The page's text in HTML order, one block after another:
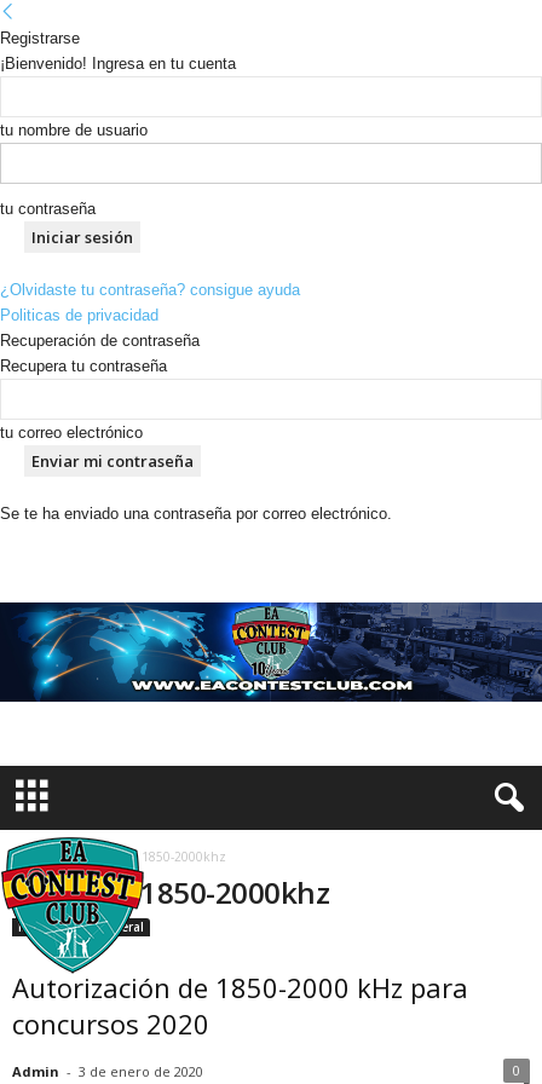
Registrarse
¡Bienvenido! Ingresa en tu cuenta
tu nombre de usuario
tu contraseña
¿Olvidaste tu contraseña? consigue ayuda
Politicas de privacidad
Recuperación de contraseña
Recupera tu contraseña
tu correo electrónico
Se te ha enviado una contraseña por correo electrónico.
Inicio Etiquetas 1850-2000khz
Etiqueta: 1850-2000khz
Información General
Autorización de 1850-2000 kHz para
concursos 2020
Admin - 3 de enero de 2020 0